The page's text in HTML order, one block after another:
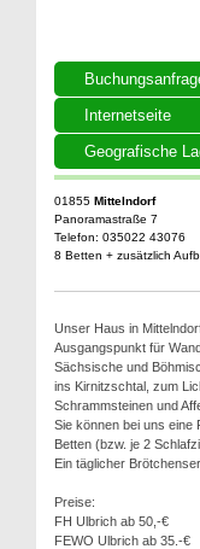
Internetseite
Geografische
01855 Mittelndorf
Panoramastraße 7
Telefon: 035022 43076
8 Betten + zusätzlich
Unser Haus in
Ausgangspunkt für
Sächsische und
ins Kirnitzschtal, zum
Schrammsteinen und
Sie können bei uns eine
Betten (bzw. je 2
Ein täglicher
Preise:
FH Ulbrich ab 50,-€
FEWO Ulbrich ab 35.-€